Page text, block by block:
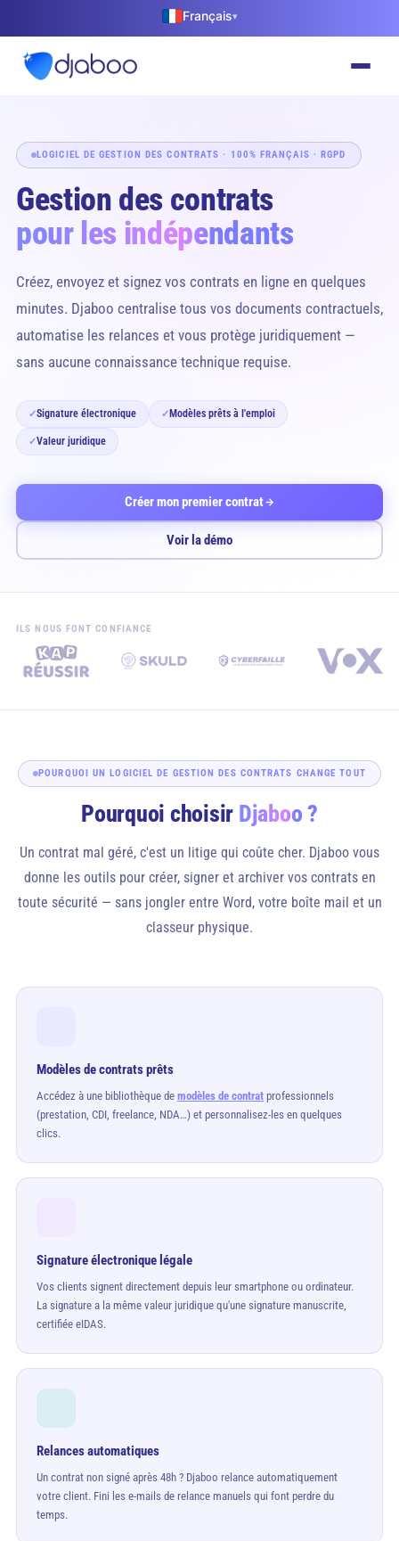
Français▾
LOGICIEL DE GESTION DES CONTRATS · 100% FRANÇAIS · RGPD
Gestion des contrats
pour les indépendants
Créez, envoyez et signez vos contrats en ligne en quelques
minutes. Djaboo centralise tous vos documents contractuels,
automatise les relances et vous protège juridiquement —
sans aucune connaissance technique requise.
✓Signature électronique ✓ Modèles prêts à l'emploi
✓Valeur juridique
Créer mon premier contrat
Voir la démo
ILS NOUS FONT CONFIANCE
POURQUOI UN LOGICIEL DE GESTION DES CONTRATS CHANGE TOUT
Pourquoi choisir Djaboo ?
Un contrat mal géré, c'est un litige qui coûte cher. Djaboo vous
donne les outils pour créer, signer et archiver vos contrats en
toute sécurité — sans jongler entre Word, votre boîte mail et un
classeur physique.
Modèles de contrats prêts
Accédez à une bibliothèque de modèles de contrat professionnels
(prestation, CDI, freelance, NDA…) et personnalisez-les en quelques
clics.
Signature électronique légale
Vos clients signent directement depuis leur smartphone ou ordinateur.
La signature a la même valeur juridique qu'une signature manuscrite,
certifiée eIDAS.
Relances automatiques
Un contrat non signé après 48h ? Djaboo relance automatiquement
votre client. Fini les e-mails de relance manuels qui font perdre du
temps.